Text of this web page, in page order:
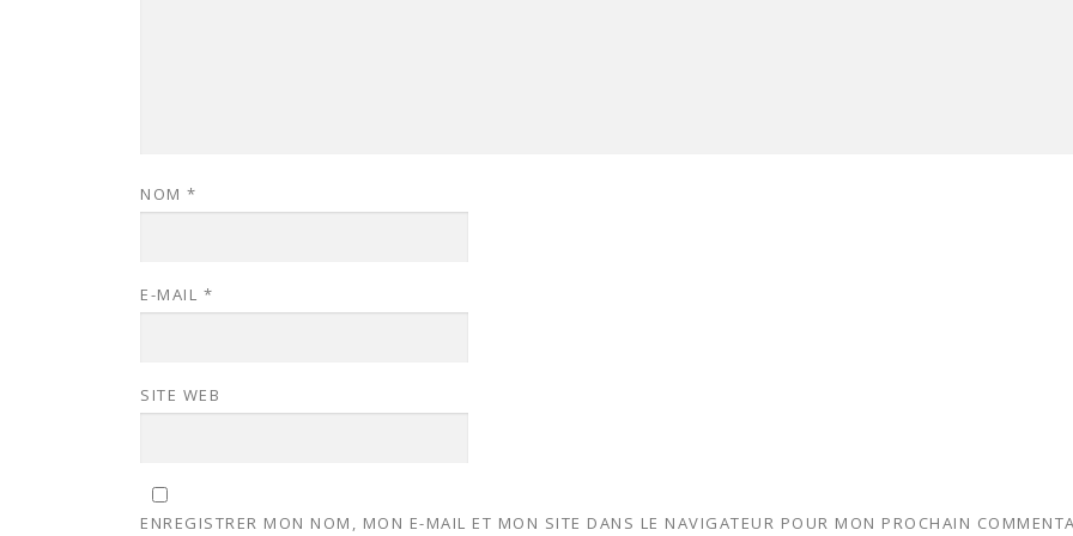
NOM *
E-MAIL *
SITE WEB
ENREGISTRER MON NOM, MON E-MAIL ET MON SITE DANS LE NAVIGATEUR POUR MON PROCHAIN